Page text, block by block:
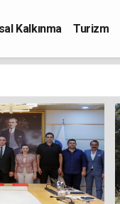
Kalkınma Turizm